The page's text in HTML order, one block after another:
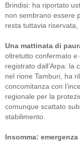
Brindisi: ha riportato
non sembrano essere
resta tuttavia
Una mattinata di
oltretutto confermato
registrato dall’Arpa: la
nel rione Tamburi, ha
concomitanza con
regionale per la
comunque scattato
stabilimento.
Insomma: